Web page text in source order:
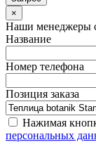
×
Наши менеджеры
Название
Номер телефона
Позиция заказа
Нажимая
персональных